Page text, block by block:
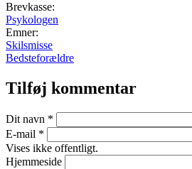
Brevkasse:
Psykologen
Emner:
Skilsmisse
Bedsteforældre
Tilføj kommentar
Dit navn *
E-mail *
Vises ikke offentligt.
Hjemmeside